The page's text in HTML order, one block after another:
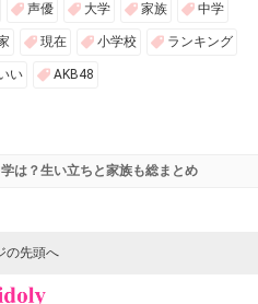
声優 大学 家族 中学
現在 小学校 ランキング
い AKB48
は？生い立ちと家族も総まとめ
の先頭へ